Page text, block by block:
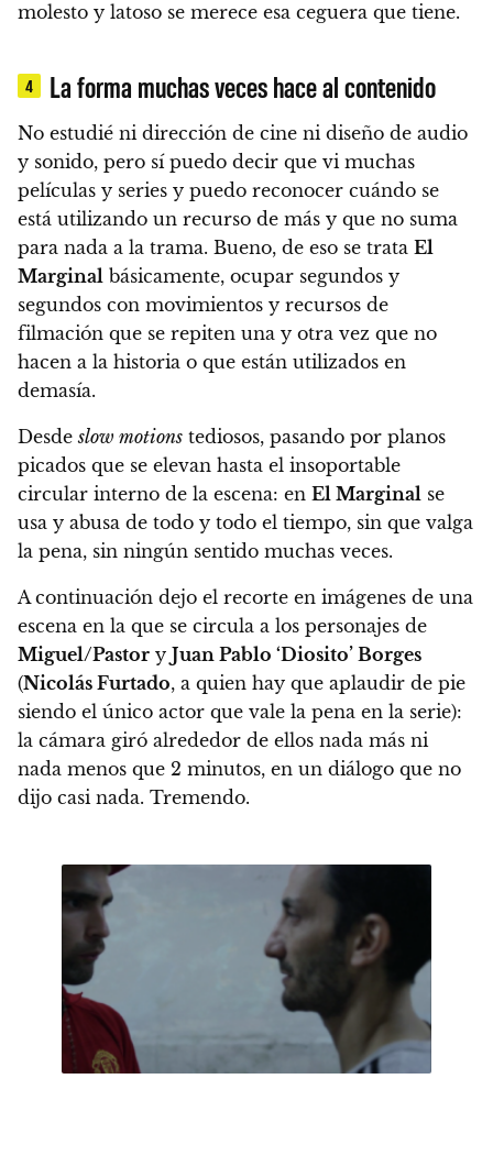
molesto y latoso se merece esa ceguera que tiene.
4 La forma muchas veces hace al contenido
No estudié ni dirección de cine ni diseño de audio
y sonido, pero sí puedo decir que vi muchas
películas y series y puedo reconocer cuándo se
está utilizando un recurso de más y que no suma
para nada a la trama. Bueno, de eso se trata El
Marginal básicamente, ocupar segundos y
segundos con movimientos y recursos de
filmación que se repiten una y otra vez que no
hacen a la historia o que están utilizados en
demasía.
Desdeslow motions tediosos, pasando por planos
picados que se elevan hasta el insoportable
circular interno de la escena: en El Marginal se
usa y abusa de todo y todo el tiempo, sin que valga
la pena, sin ningún sentido muchas veces.
A continuación dejo el recorte en imágenes de una
escena en la que se circula a los personajes de
Miguel/Pastor y Juan Pablo ‘Diosito’ Borges
(Nicolás Furtado, a quien hay que aplaudir de pie
siendo el único actor que vale la pena en la serie):
la cámara giró alrededor de ellos nada más ni
nada menos que 2 minutos, en un diálogo que no
dijo casi nada. Tremendo.